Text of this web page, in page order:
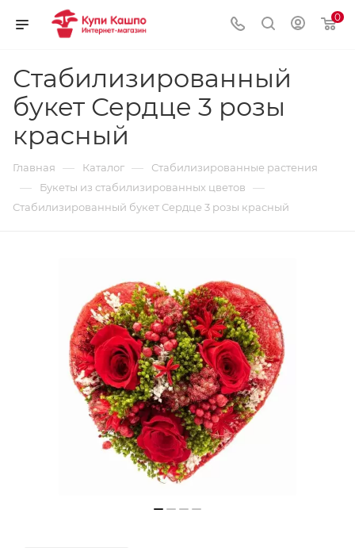
0
Стабилизированный
букет Сердце 3 розы
красный
Главная — Каталог — Стабилизированные растения
— Букеты из стабилизированных цветов —
Стабилизированный букет Сердце 3 розы красный